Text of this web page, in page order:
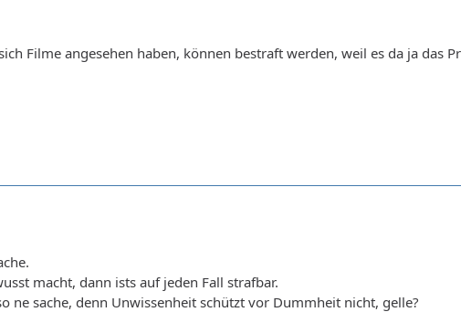
Filme angesehen haben, können bestraft werden, weil es da ja das
macht, dann ists auf jeden Fall strafbar.
ne sache, denn Unwissenheit schützt vor Dummheit nicht, gelle?